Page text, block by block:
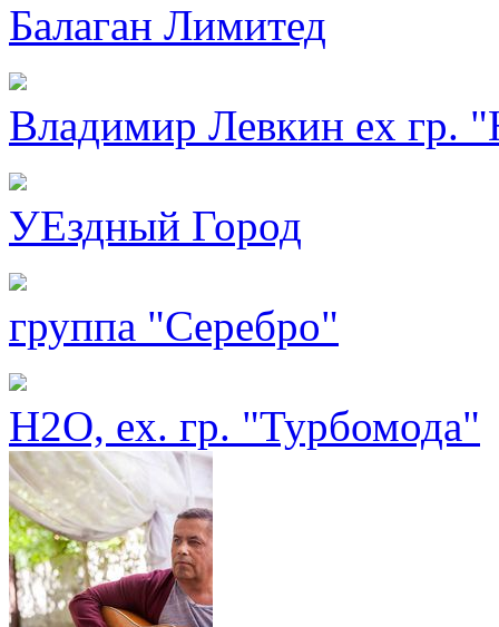
Балаган Лимитед
Владимир Левкин ex гр.
УЕздный Город
группа "Серебро"
H2O, ex. гр. "Турбомода"